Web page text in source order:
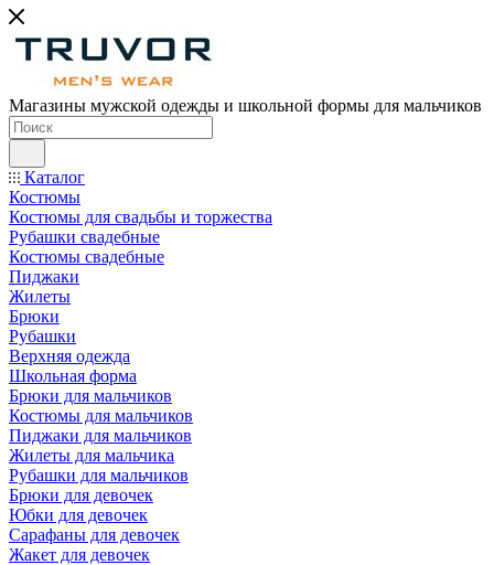
Магазины мужской одежды и школьной формы для мальчиков
Каталог
Костюмы
Костюмы для свадьбы и торжества
Рубашки свадебные
Костюмы свадебные
Пиджаки
Жилеты
Брюки
Рубашки
Верхняя одежда
Школьная форма
Брюки для мальчиков
Костюмы для мальчиков
Пиджаки для мальчиков
Жилеты для мальчика
Рубашки для мальчиков
Брюки для девочек
Юбки для девочек
Сарафаны для девочек
Жакет для девочек